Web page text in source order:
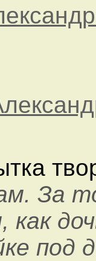
За
как
под